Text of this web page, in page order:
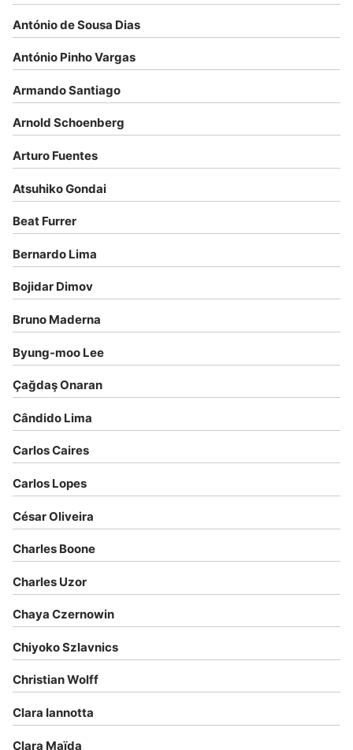
António de Sousa Dias
António Pinho Vargas
Armando Santiago
Arnold Schoenberg
Arturo Fuentes
Atsuhiko Gondai
Beat Furrer
Bernardo Lima
Bojidar Dimov
Bruno Maderna
Byung-moo Lee
Çağdaş Onaran
Cândido Lima
Carlos Caires
Carlos Lopes
César Oliveira
Charles Boone
Charles Uzor
Chaya Czernowin
Chiyoko Szlavnics
Christian Wolff
Clara Iannotta
Clara Maïda